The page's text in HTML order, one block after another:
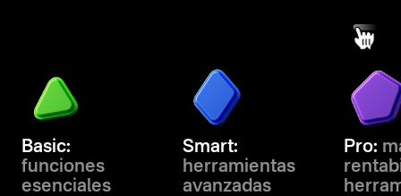
Basic:
funciones
esenciales
Smart:
herramientas
avanzadas
Pro: